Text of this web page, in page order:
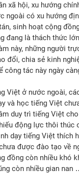
xã hội, xu hướng
ngoài có xu hướng
sinh hoạt cộng
đang là thách thức
này, những người
đổi, chia sẻ kinh
công tác này ngày
Việt ở nước ngoài,
và học tiếng Việt
duy trì tiếng Việt
động lực thôi
dạy tiếng Việt thích
được đào tạo về
đồng còn nhiều khó
còn nhiều gian nan